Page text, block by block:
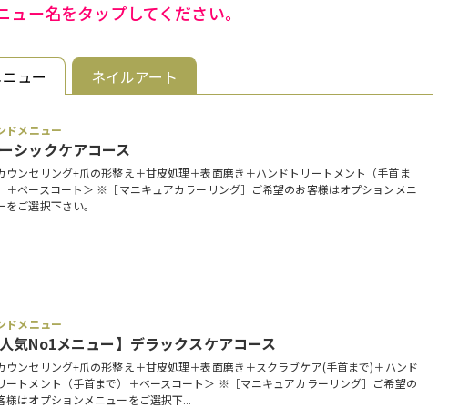
ュー名をタップしてください。
ュー ネイルアート
ドメニュー
シックケアコース
ウンセリング+爪の形整え＋甘皮処理＋表面磨き＋ハンドトリートメント（手首ま
＋ベースコート＞ ※［マニキュアカラーリング］ご希望のお客様はオプションメニ
をご選択下さい。
ドメニュー
人気No1メニュー】デラックスケアコース
ウンセリング+爪の形整え＋甘皮処理＋表面磨き＋スクラブケア(手首まで)＋ハンド
ートメント（手首まで）＋ベースコート＞ ※［マニキュアカラーリング］ご希望の
様はオプションメニューをご選択下...